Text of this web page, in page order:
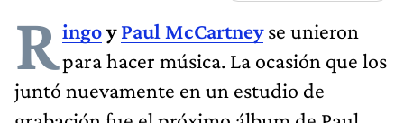
RingoyPaul McCartneyse unieron
para hacer música. La ocasión que los
juntó nuevamente en un estudio de